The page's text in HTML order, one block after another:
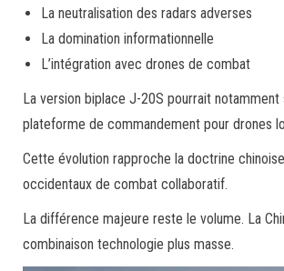
La neutralisation des radars adverses
La domination informationnelle
L’intégration avec drones de combat
La version biplace J-20S pourrait notamment
plateforme de commandement pour drones
Cette évolution rapproche la doctrine
occidentaux de combat collaboratif.
La différence majeure reste le volume. La
combinaison technologie plus masse.